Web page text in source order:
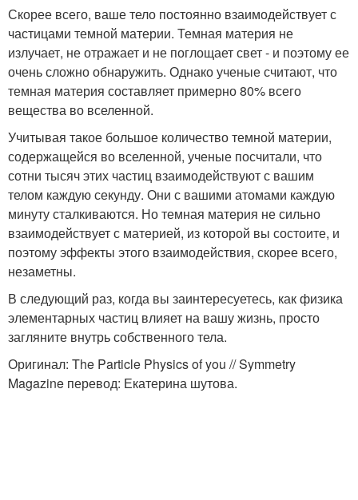
Скорее всего, ваше тело постоянно взаимодействует с
частицами темной материи. Темная материя не
излучает, не отражает и не поглощает свет - и поэтому ее
очень сложно обнаружить. Однако ученые считают, что
темная материя составляет примерно 80% всего
вещества во вселенной.
Учитывая такое большое количество темной материи,
содержащейся во вселенной, ученые посчитали, что
сотни тысяч этих частиц взаимодействуют с вашим
телом каждую секунду. Они с вашими атомами каждую
минуту сталкиваются. Но темная материя не сильно
взаимодействует с материей, из которой вы состоите, и
поэтому эффекты этого взаимодействия, скорее всего,
незаметны.
В следующий раз, когда вы заинтересуетесь, как физика
элементарных частиц влияет на вашу жизнь, просто
загляните внутрь собственного тела.
Оригинал: The Particle Physics of you // Symmetry
Magazine перевод: Екатерина шутова.